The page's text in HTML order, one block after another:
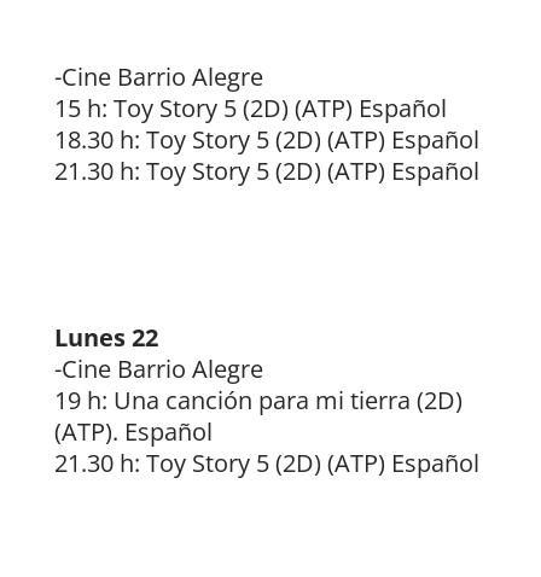
-Cine Barrio Alegre
15 h: Toy Story 5 (2D) (ATP) Español
18.30 h: Toy Story 5 (2D) (ATP) Español
21.30 h: Toy Story 5 (2D) (ATP) Español
Lunes 22
-Cine Barrio Alegre
19 h: Una canción para mi tierra (2D)
(ATP). Español
21.30 h: Toy Story 5 (2D) (ATP) Español